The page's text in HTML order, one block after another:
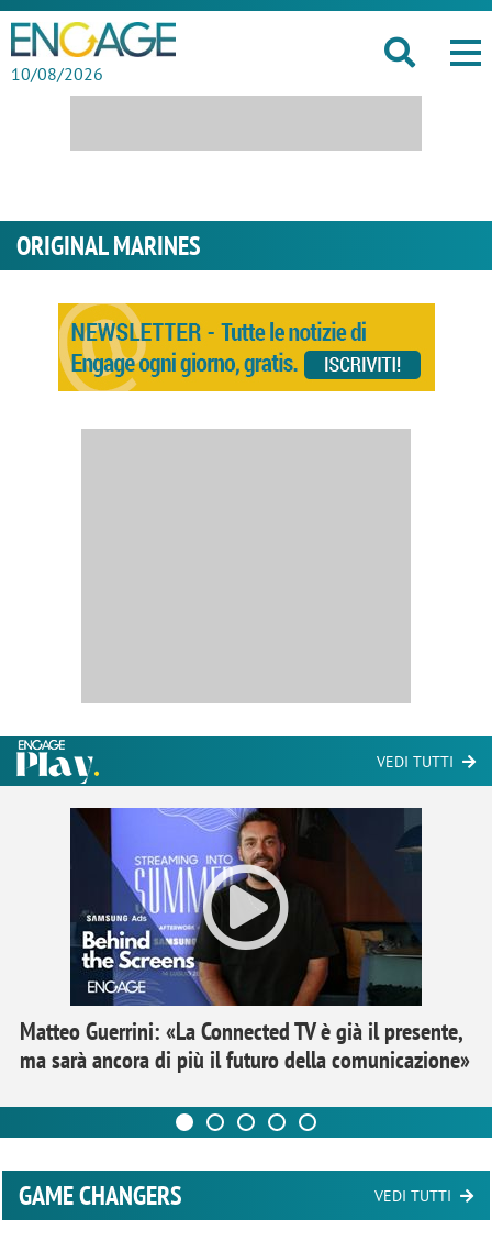
10/08/2026
ORIGINAL MARINES
VEDI TUTTI
Matteo Guerrini: «La Connected TV è già il presente,
ma sarà ancora di più il futuro della comunicazione»
GAME CHANGERS VEDI TUTTI